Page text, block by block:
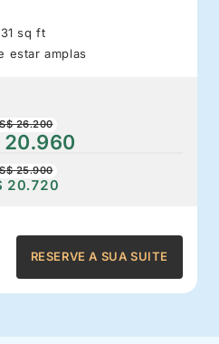
sq ft
estar amplas
26.200
20.960
25.900
20.720
RESERVE A SUA SUITE